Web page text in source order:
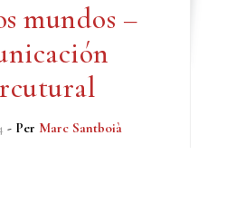
mundos –
- Per Marc Santboià